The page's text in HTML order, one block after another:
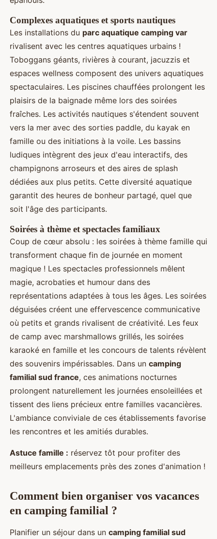
Complexes aquatiques et sports nautiques
Les installations du parc aquatique camping var
rivalisent avec les centres aquatiques urbains !
Toboggans géants, rivières à courant, jacuzzis et
espaces wellness composent des univers aquatiques
spectaculaires. Les piscines chauffées prolongent les
plaisirs de la baignade même lors des soirées
fraîches. Les activités nautiques s'étendent souvent
vers la mer avec des sorties paddle, du kayak en
famille ou des initiations à la voile. Les bassins
ludiques intègrent des jeux d'eau interactifs, des
champignons arroseurs et des aires de splash
dédiées aux plus petits. Cette diversité aquatique
garantit des heures de bonheur partagé, quel que
soit l'âge des participants.
Soirées à thème et spectacles familiaux
Coup de cœur absolu : les soirées à thème famille qui
transforment chaque fin de journée en moment
magique ! Les spectacles professionnels mêlent
magie, acrobaties et humour dans des
représentations adaptées à tous les âges. Les soirées
déguisées créent une effervescence communicative
où petits et grands rivalisent de créativité. Les feux
de camp avec marshmallows grillés, les soirées
karaoké en famille et les concours de talents révèlent
des souvenirs impérissables. Dans un camping
familial sud france, ces animations nocturnes
prolongent naturellement les journées ensoleillées et
tissent des liens précieux entre familles vacancières.
L'ambiance conviviale de ces établissements favorise
les rencontres et les amitiés durables.
Astuce famille : réservez tôt pour profiter des
meilleurs emplacements près des zones d'animation !
Comment bien organiser vos vacances
en camping familial ?
Planifier un séjour dans un camping familial sud